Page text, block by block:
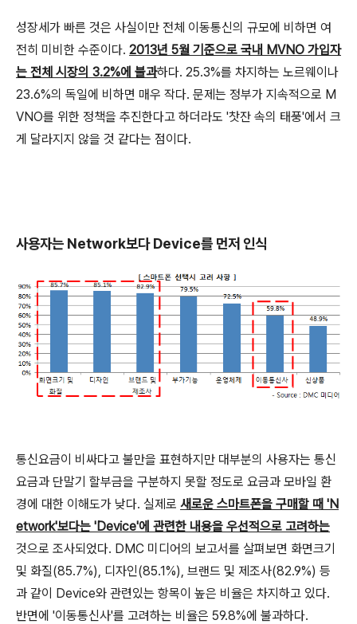
성장세가 빠른 것은 사실이만 전체 이동통신의 규모에 비하면 여
전히 미비한 수준이다. 2013년 5월 기준으로 국내 MVNO 가입자
는 전체 시장의 3.2%에 불과하다. 25.3%를 차지하는 노르웨이나
23.6%의 독일에 비하면 매우 작다. 문제는 정부가 지속적으로 M
VNO를 위한 정책을 추진한다고 하더라도 '찻잔 속의 태풍'에서 크
게 달라지지 않을 것 같다는 점이다.
사용자는 Network보다 Device를 먼저 인식
통신요금이 비싸다고 불만을 표현하지만 대부분의 사용자는 통신
요금과 단말기 할부금을 구분하지 못할 정도로 요금과 모바일 환
경에 대한 이해도가 낮다. 실제로 새로운 스마트폰을 구매할 때 'N
etwork'보다는 'Device'에 관련한 내용을 우선적으로 고려하는
것으로 조사되었다. DMC 미디어의 보고서를 살펴보면 화면크기
및 화질(85.7%), 디자인(85.1%), 브랜드 및 제조사(82.9%) 등
과 같이 Device와 관련있는 항목이 높은 비율은 차지하고 있다.
반면에 '이동통신사'를 고려하는 비율은 59.8%에 불과하다.